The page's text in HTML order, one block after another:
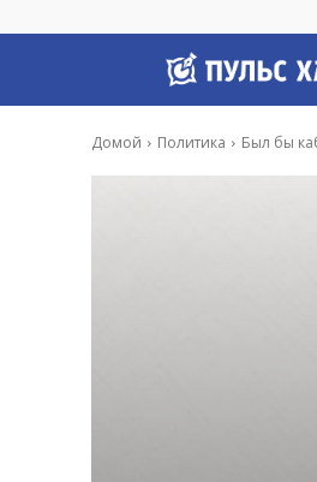
Домой Политика Был бы